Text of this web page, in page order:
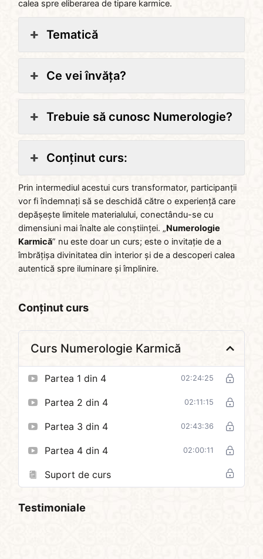
calea spre eliberarea de tipare karmice.
Tematică
Ce vei învăța?
Trebuie să cunosc Numerologie?
Conținut curs:
Prin intermediul acestui curs transformator, participanții
vor fi îndemnați să se deschidă către o experiență care
depășește limitele materialului, conectându-se cu
dimensiuni mai înalte ale conștiinței. „Numerologie
Karmică” nu este doar un curs; este o invitație de a
îmbrățișa divinitatea din interior și de a descoperi calea
autentică spre iluminare și împlinire.
Conținut curs
Curs Numerologie Karmică
Partea 1 din 4 02:24:25
Partea 2 din 4 02:11:15
Partea 3 din 4 02:43:36
Partea 4 din 4 02:00:11
Suport de curs
Testimoniale